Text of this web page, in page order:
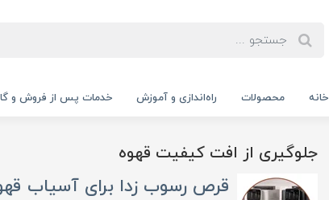
خانه محصولات راه‌اندازی و آموزش خدمات پس از فروش و
جلوگیری از افت کیفیت قهوه
قرص رسوب زدا برای آسیاب